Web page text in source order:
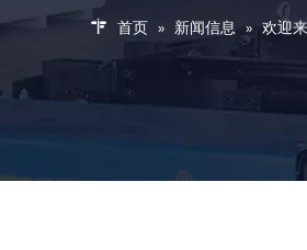
首页 » 新闻信息 » 欢迎